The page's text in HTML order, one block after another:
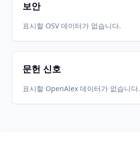
보안
표시할 OSV 데이터가 없습니다.
문헌 신호
표시할 OpenAlex 데이터가 없습니다.